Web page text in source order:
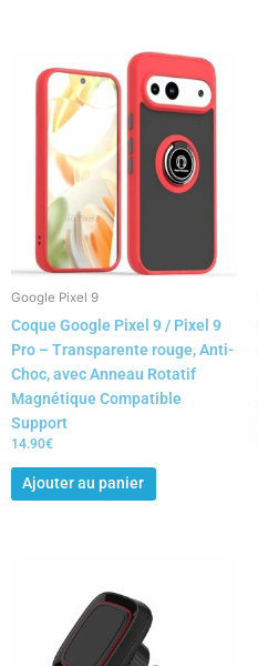
Google Pixel 9
Coque Google Pixel 9 / Pixel 9
Pro – Transparente rouge, Anti-
Choc, avec Anneau Rotatif
Magnétique Compatible
Support
14.90€
Ajouter au panier